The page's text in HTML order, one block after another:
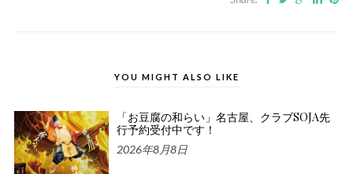
YOU MIGHT ALSO LIKE
「お豆腐の和らい」名古屋、クラブSOJA先
行予約受付中です！
2026年8月8日